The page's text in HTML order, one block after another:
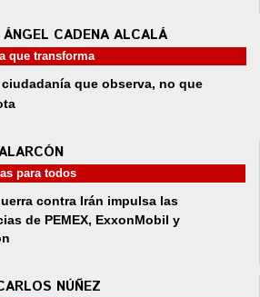
ÁNGEL CADENA ALCALÁ
que transforma
ciudadanía que observa, no que
para todos
contra Irán impulsa las
de PEMEX, ExxonMobil y
NÚÑEZ